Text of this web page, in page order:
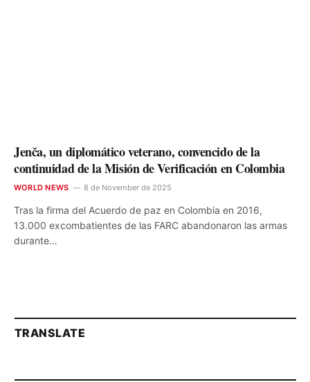
Jenča, un diplomático veterano, convencido de la
continuidad de la Misión de Verificación en Colombia
WORLD NEWS 8 de November de 2025
Tras la firma del Acuerdo de paz en Colombia en 2016,
13.000 excombatientes de las FARC abandonaron las armas
durante…
TRANSLATE